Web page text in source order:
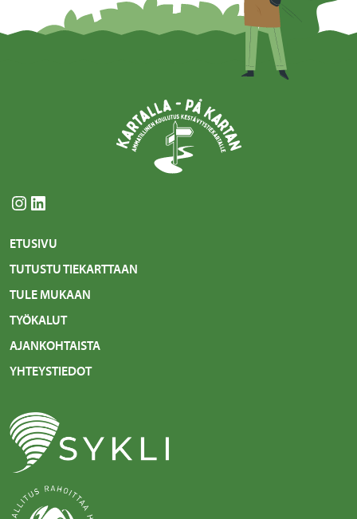
Instagram LinkedIn
ETUSIVU
TUTUSTU TIEKARTTAAN
TULE MUKAAN
TYÖKALUT
AJANKOHTAISTA
YHTEYSTIEDOT